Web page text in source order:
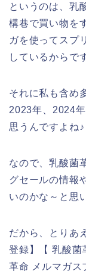
というのは、乳
構巷で買い物を
ガを使ってスプ
しているからで
それに私も含め
2023年、2024
思うんですよね♪
なので、乳酸菌
グセールの情報
いのかな～と思
だから、とりあ
登録】【 乳酸菌
革命 メルマガス